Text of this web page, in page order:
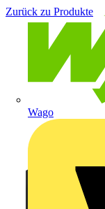
Wago
Zurück zu Produkte